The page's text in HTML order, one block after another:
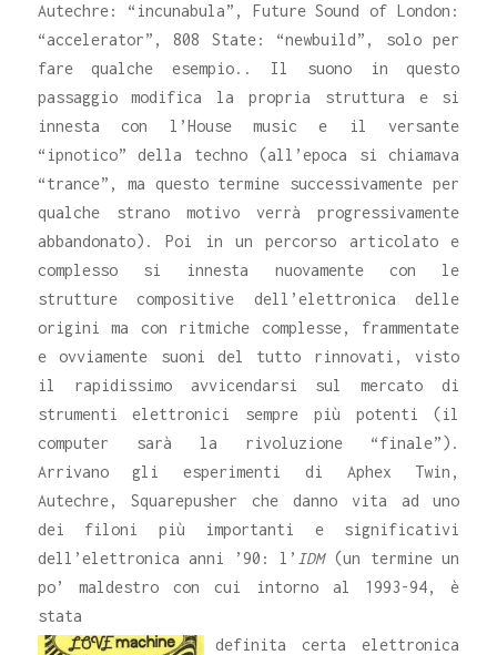
Autechre: “incunabula”, Future Sound of London:
“accelerator”, 808 State: “newbuild”, solo per
fare qualche esempio.. Il suono in questo
passaggio modifica la propria struttura e si
innesta con l’House music e il versante
“ipnotico” della techno (all’epoca si chiamava
“trance”, ma questo termine successivamente per
qualche strano motivo verrà progressivamente
abbandonato). Poi in un percorso articolato e
complesso si innesta nuovamente con le
strutture compositive dell’elettronica delle
origini ma con ritmiche complesse, frammentate
e ovviamente suoni del tutto rinnovati, visto
il rapidissimo avvicendarsi sul mercato di
strumenti elettronici sempre più potenti (il
computer sarà la rivoluzione “finale”).
Arrivano gli esperimenti di Aphex Twin,
Autechre, Squarepusher che danno vita ad uno
dei filoni più importanti e significativi
dell’elettronica anni ’90: l’ IDM(un termine un
po’ maldestro con cui intorno al 1993-94, è
stata
definita certa elettronica